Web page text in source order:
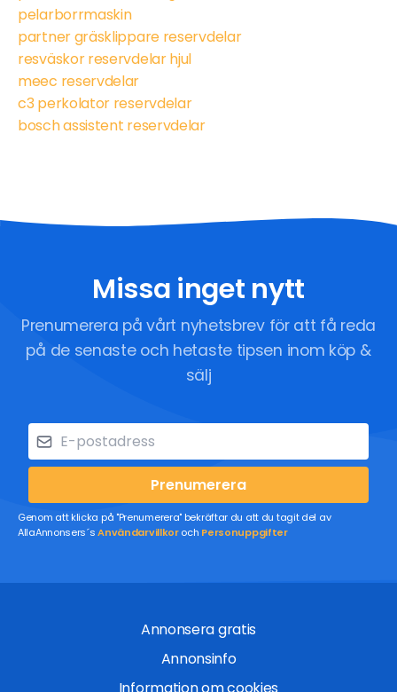
pelarborrmaskin
partner gräsklippare reservdelar
resväskor reservdelar hjul
meec reservdelar
c3 perkolator reservdelar
bosch assistent reservdelar
Missa inget nytt
Prenumerera på vårt nyhetsbrev för att få reda
på de senaste och hetaste tipsen inom köp &
sälj
Prenumerera
Genom att klicka på "Prenumerera" bekräftar du att du tagit del av
AllaAnnonsers´sAnvändarvillkoroch Personuppgifter
Annonsera gratis
Annonsinfo